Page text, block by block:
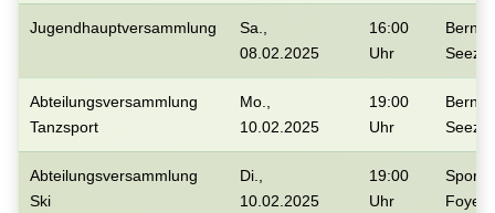
Jugendhauptversammlung
Sa.,
08.02.2025
16:00
Uhr
Abteilungsversammlung
Tanzsport
Mo.,
10.02.2025
19:00
Uhr
Abteilungsversammlung
Ski
Di.,
10.02.2025
19:00
Uhr
Foyer